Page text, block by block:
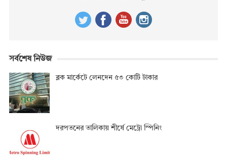
সর্বশেষ নিউজ
ব্লক মার্কেটে লেনদেন ৫৩ কোটি টাকার
দরপতনের তালিকায় শীর্ষে মেট্রো স্পিনিং